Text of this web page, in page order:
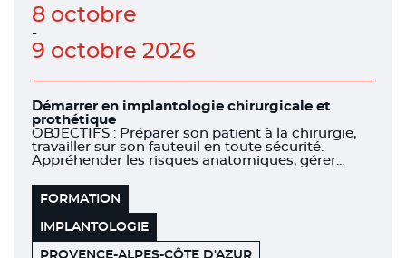
8 octobre
-
9 octobre 2026
Démarrer en implantologie chirurgicale et
prothétique
OBJECTIFS : Préparer son patient à la chirurgie,
travailler sur son fauteuil en toute sécurité.
Appréhender les risques anatomiques, gérer...
FORMATION
IMPLANTOLOGIE
PROVENCE-ALPES-CÔTE D'AZUR